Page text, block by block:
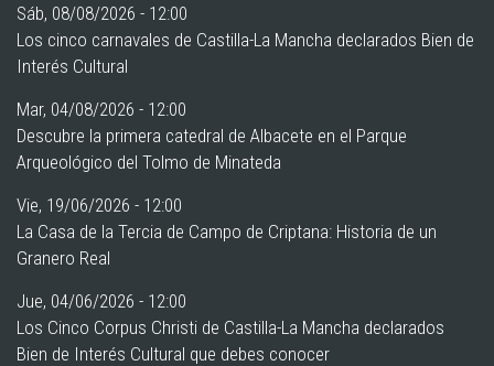
Sáb, 08/08/2026 - 12:00
Los cinco carnavales de Castilla-La Mancha declarados Bien de
Interés Cultural
Mar, 04/08/2026 - 12:00
Descubre la primera catedral de Albacete en el Parque
Arqueológico del Tolmo de Minateda
Vie, 19/06/2026 - 12:00
La Casa de la Tercia de Campo de Criptana: Historia de un
Granero Real
Jue, 04/06/2026 - 12:00
Los Cinco Corpus Christi de Castilla-La Mancha declarados
Bien de Interés Cultural que debes conocer